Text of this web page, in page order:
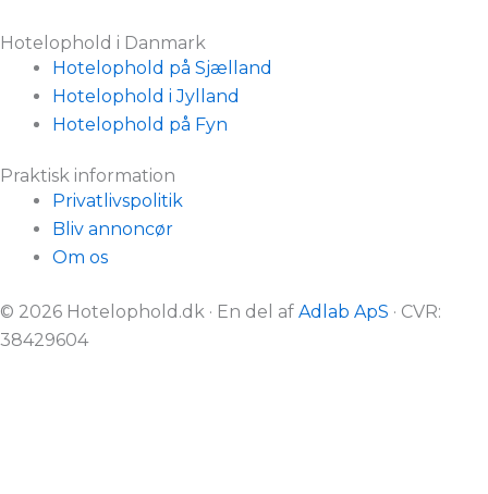
Hotelophold i Danmark
Hotelophold på Sjælland
Hotelophold i Jylland
Hotelophold på Fyn
Praktisk information
Privatlivspolitik
Bliv annoncør
Om os
© 2026 Hotelophold.dk · En del af Adlab ApS · CVR:
38429604